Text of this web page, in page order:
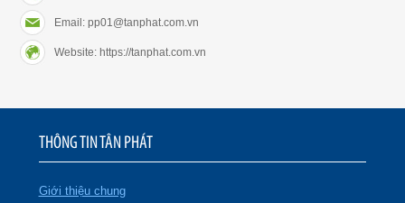
Email: pp01@tanphat.com.vn
Website: https://tanphat.com.vn
THÔNG TIN TÂN PHÁT
Giới thiệu chung